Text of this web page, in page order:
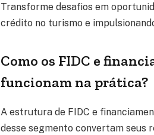
Transforme desafios em
crédito no turismo e
Como os FIDC e
funcionam na prática?
A estrutura de FIDC e
desse segmento convertam seus